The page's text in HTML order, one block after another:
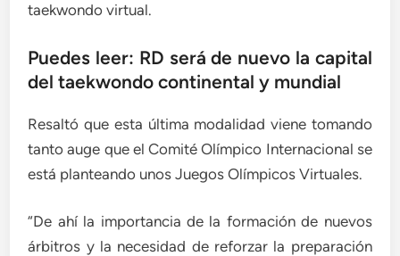
taekwondo virtual.
Puedes leer: RD será de nuevo la capital
del taekwondo continental y mundial
Resaltó que esta última modalidad viene tomando
tanto auge que el Comité Olímpico Internacional se
está planteando unos Juegos Olímpicos Virtuales.
“De ahí la importancia de la formación de nuevos
árbitros y la necesidad de reforzar la preparación